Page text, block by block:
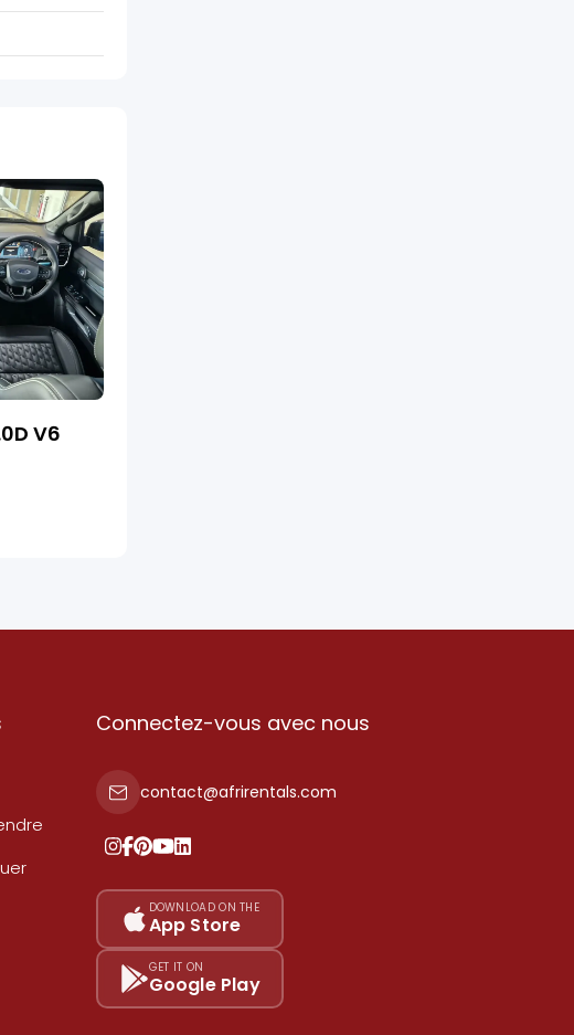
V6
Connectez-vous avec nous
contact@afrirentals.com
DOWNLOAD ON THE
App Store
GET IT ON
Google Play